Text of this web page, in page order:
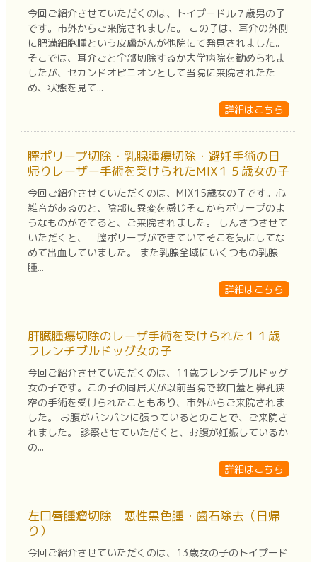
今回ご紹介させていただくのは、トイプードル７歳男の子
です。市外からご来院されました。 この子は、耳介の外側
に肥満細胞腫という皮膚がんが他院にて発見されました。
そこでは、耳介ごと全部切除するか大学病院を勧められま
したが、セカンドオピニオンとして当院に来院されたた
め、状態を見て...
詳細はこちら
膣ポリープ切除・乳腺腫瘍切除・避妊手術の日
帰りレーザー手術を受けられたMIX１５歳女の子
今回ご紹介させていただくのは、MIX15歳女の子です。心
雑音があるのと、陰部に異変を感じそこからポリープのよ
うなものがでてると、ご来院されました。 しんさつさせて
いただくと、 膣ポリープができていてそこを気にしてな
めて出血していました。 また乳腺全域にいくつもの乳腺
腫...
詳細はこちら
肝臓腫瘍切除のレーザ手術を受けられた１１歳
フレンチブルドッグ女の子
今回ご紹介させていただくのは、11歳フレンチブルドッグ
女の子です。この子の同居犬が以前当院で軟口蓋と鼻孔狭
窄の手術を受けられたこともあり、市外からご来院されま
した。 お腹がパンパンに張っているとのことで、ご来院さ
れました。 診察させていただくと、お腹が妊娠しているか
の...
詳細はこちら
左口唇腫瘤切除 悪性黒色腫・歯石除去（日帰
り）
今回ご紹介させていただくのは、13歳女の子のトイプード